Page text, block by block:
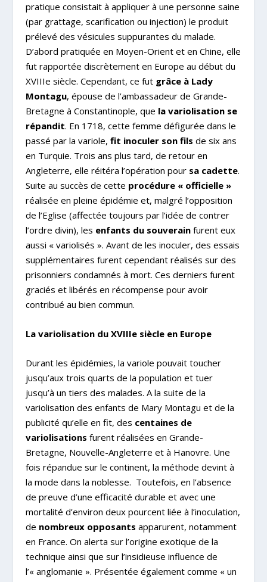
pratique consistait à appliquer à une personne saine
(par grattage, scarification ou injection) le produit
prélevé des vésicules suppurantes du malade.
D’abord pratiquée en Moyen-Orient et en Chine, elle
fut rapportée discrètement en Europe au début du
XVIIIe siècle. Cependant, ce fut grâce à Lady
Montagu, épouse de l’ambassadeur de Grande-
Bretagne à Constantinople, que la variolisation se
répandit. En 1718, cette femme défigurée dans le
passé par la variole, fit inoculer son fils de six ans
en Turquie. Trois ans plus tard, de retour en
Angleterre, elle réitéra l’opération pour sa cadette.
Suite au succès de cette procédure « officielle »
réalisée en pleine épidémie et, malgré l’opposition
de l’Eglise (affectée toujours par l’idée de contrer
l’ordre divin), les enfants du souverainfurent eux
aussi « variolisés ». Avant de les inoculer, des essais
supplémentaires furent cependant réalisés sur des
prisonniers condamnés à mort. Ces derniers furent
graciés et libérés en récompense pour avoir
contribué au bien commun.
La variolisation du XVIIIesiècle en Europe
Durant les épidémies, la variole pouvait toucher
jusqu’aux trois quarts de la population et tuer
jusqu’à un tiers des malades. A la suite de la
variolisation des enfants de Mary Montagu et de la
publicité qu’elle en fit, des centaines de
variolisations furent réalisées en Grande-
Bretagne, Nouvelle-Angleterre et à Hanovre. Une
fois répandue sur le continent, la méthode devint à
la mode dans la noblesse. Toutefois, en l’absence
de preuve d’une efficacité durable et avec une
mortalité d’environ deux pourcent liée à l’inoculation,
de nombreux opposants apparurent, notamment
en France. On alerta sur l’origine exotique de la
technique ainsi que sur l’insidieuse influence de
l’« anglomanie ». Présentée également comme « un